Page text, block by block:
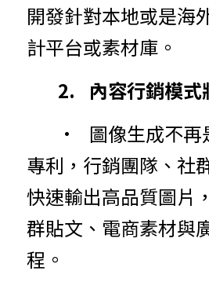
開發針對本地或是海
計平台或素材庫。
2.	內容行銷模
專利，行銷團隊、社
快速輸出高品質圖片
群貼文、電商素材與
程。